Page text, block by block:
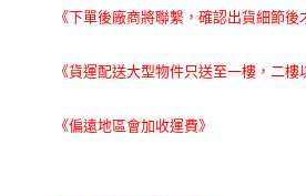
《下單後廠商將聯繫，確認出貨細節
《貨運配送大型物件只送至一樓，二
《偏遠地區會加收運費》